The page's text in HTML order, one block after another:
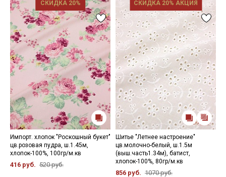
СКИДКА 20%
Импорт. хлопок "Роскошный букет"
цв.розовая пудра, ш.1.45м,
хлопок-100%, 100гр/м.кв
416 руб. 520 руб.
СКИДКА 20% АКЦИЯ
Шитье "Летнее настроение"
цв.молочно-белый, ш.1.5м
(выш.часть1.34м), батист,
хлопок-100%, 80гр/м.кв
856 руб. 1070 руб.